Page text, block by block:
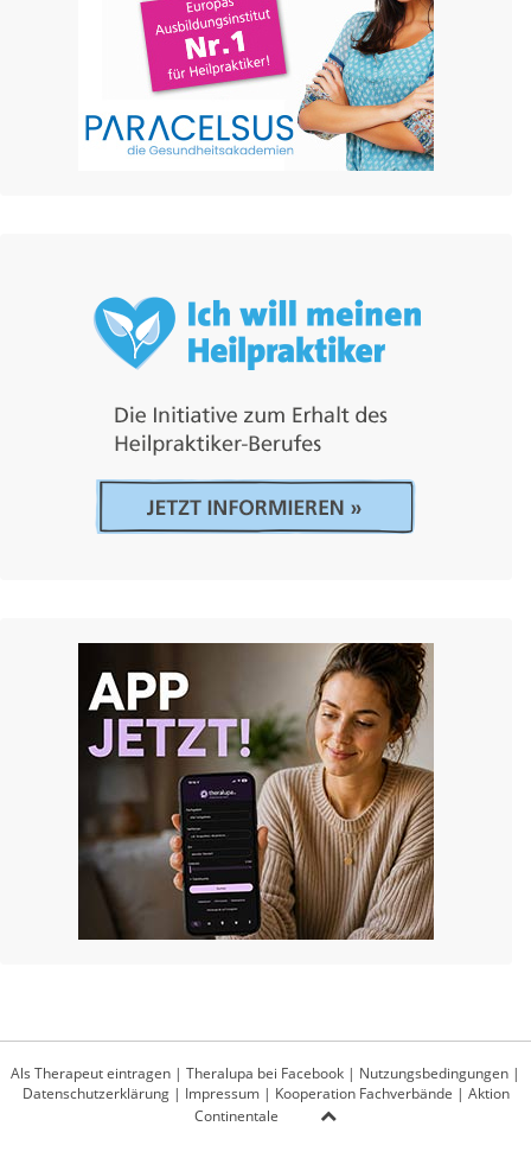
Als Therapeut eintragen | Theralupa bei Facebook | Nutzungsbedingungen |
Datenschutzerklärung| Impressum| Kooperation Fachverbände | Aktion
Continentale